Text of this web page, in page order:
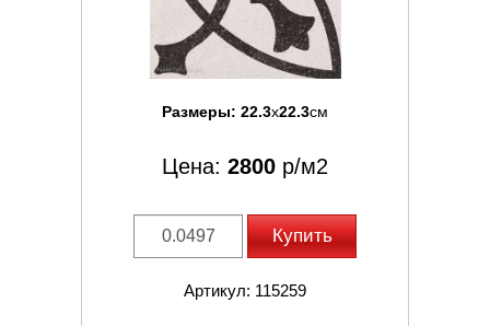
Размеры: 22.3x22.3см
Цена: 2800 р/м2
Купить
Артикул: 115259